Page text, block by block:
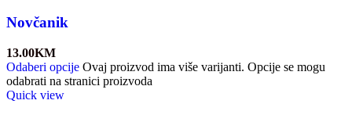
Novčanik
13.00KM
Odaberi opcije Ovaj proizvod ima više varijanti. Opcije se mogu
odabrati na stranici proizvoda
Quick view